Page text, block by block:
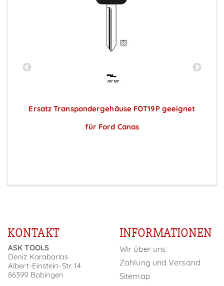
Ersatz Transpondergehäuse FOT19P geeignet
für Ford Canas
KONTAKT
ASK TOOLS
Deniz Karabarlas
Albert-Einstein-Str. 14
86399 Bobingen
INFORMATIONEN
Wir über uns
Zahlung und Versand
Sitemap